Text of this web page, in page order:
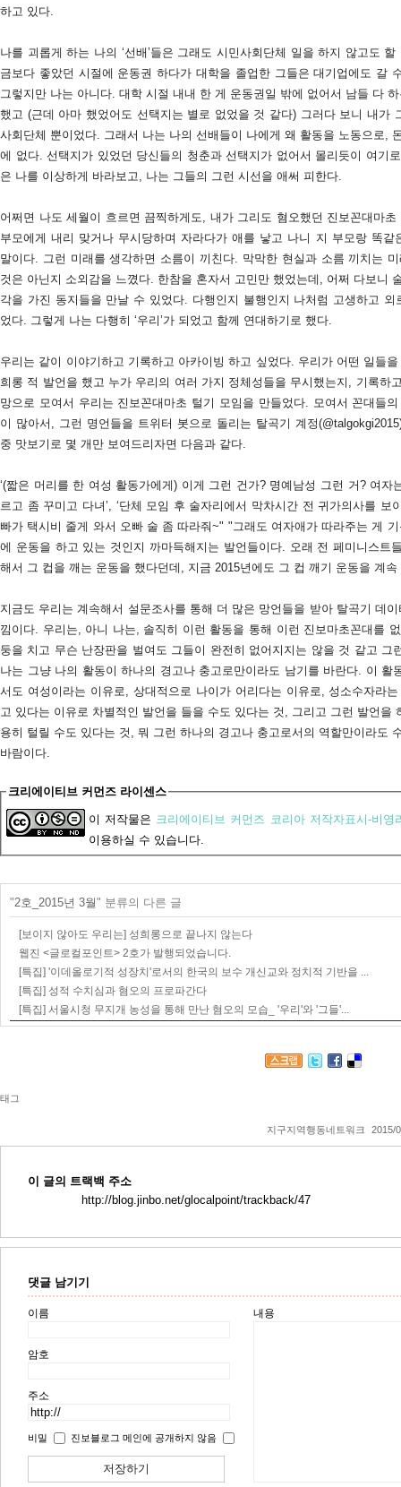
하고 있다.
나를 괴롭게 하는 나의 ‘선배’들은 그래도 시민사회단체 일을 하지 않고도
금보다 좋았던 시절에 운동권 하다가 대학을 졸업한 그들은 대기업에도 갈
그렇지만 나는 아니다. 대학 시절 내내 한 게 운동권일 밖에 없어서 남들 다
했고 (근데 아마 했었어도 선택지는 별로 없었을 것 같다) 그러다 보니 내가
사회단체 뿐이었다. 그래서 나는 나의 선배들이 나에게 왜 활동을 노동으로,
에 없다. 선택지가 있었던 당신들의 청춘과 선택지가 없어서 몰리듯이 여기
은 나를 이상하게 바라보고, 나는 그들의 그런 시선을 애써 피한다.
어쩌면 나도 세월이 흐르면 끔찍하게도, 내가 그리도 혐오했던 진보꼰대마
부모에게 내리 맞거나 무시당하며 자라다가 애를 낳고 나니 지 부모랑 똑
말이다. 그런 미래를 생각하면 소름이 끼친다. 막막한 현실과 소름 끼치는
것은 아닌지 소외감을 느꼈다. 한참을 혼자서 고민만 했었는데, 어쩌 다보니
각을 가진 동지들을 만날 수 있었다. 다행인지 불행인지 나처럼 고생하고
었다. 그렇게 나는 다행히 ‘우리’가 되었고 함께 연대하기로 했다.
우리는 같이 이야기하고 기록하고 아카이빙 하고 싶었다. 우리가 어떤 일들
희롱 적 발언을 했고 누가 우리의 여러 가지 정체성들을 무시했는지, 기록하
망으로 모여서 우리는 진보꼰대마초 털기 모임을 만들었다. 모여서 꼰대들
이 많아서, 그런 명언들을 트위터 봇으로 돌리는 탈곡기 계정
중 맛보기로 몇 개만 보여드리자면 다음과 같다.
‘(짧은 머리를 한 여성 활동가에게) 이게 그런 건가? 명예남성 그런 거? 여
르고 좀 꾸미고 다녀’, ‘단체 모임 후 술자리에서 막차시간 전 귀가의사를
빠가 택시비 줄게 와서 오빠 술 좀 따라줘~" "그래도 여자애가 따라주는 게
에 운동을 하고 있는 것인지 까마득해지는 발언들이다. 오래 전 페미니스트
해서 그 컵을 깨는 운동을 했다던데, 지금 2015년에도 그 컵 깨기 운동을 계
지금도 우리는 계속해서 설문조사를 통해 더 많은 망언들을 받아 탈곡기 데
낌이다. 우리는, 아니 나는, 솔직히 이런 활동을 통해 이런 진보마초꼰대를
둥을 치고 무슨 난장판을 벌여도 그들이 완전히 없어지지는 않을 것 같고
나는 그냥 나의 활동이 하나의 경고나 충고로만이라도 남기를 바란다. 이 활
서도 여성이라는 이유로, 상대적으로 나이가 어리다는 이유로, 성소수자라
고 있다는 이유로 차별적인 발언을 들을 수도 있다는 것, 그리고 그런 발언을
용히 털릴 수도 있다는 것, 뭐 그런 하나의 경고나 충고로서의 역할만이라도
바람이다.
크리에이티브 커먼즈 라이센스
이 저작물은 크리에이티브 커먼즈 코리아 저작자표시-비
이용하실 수 있습니다.
"2호_2015년 3월" 분류의 다른 글
[보이지 않아도 우리는] 성희롱으로 끝나지 않는다
웹진 <글로컬포인트> 2호가 발행되었습니다.
[특집] '이데올로기적 성장치'로서의 한국의 보수 개신교와 정치적 기반을 ...
[특집] 성적 수치심과 혐오의 프로파간다
[특집] 서울시청 무지개 농성을 통해 만난 혐오의 모습_ '우리'와 '그들'...
태그
지구지역행동네트워크 2015/
이 글의 트랙백 주소
http://blog.jinbo.net/glocalpoint/trackback/47
댓글 남기기
이름
암호
주소
비밀 진보블로그 메인에 공개하지 않음
내용